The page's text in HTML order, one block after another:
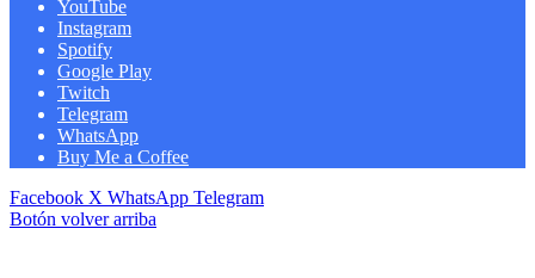
YouTube
Instagram
Spotify
Google Play
Twitch
Telegram
WhatsApp
Buy Me a Coffee
Facebook X WhatsApp Telegram
Botón volver arriba